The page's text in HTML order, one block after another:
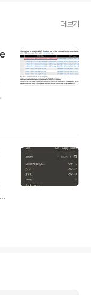
더보기